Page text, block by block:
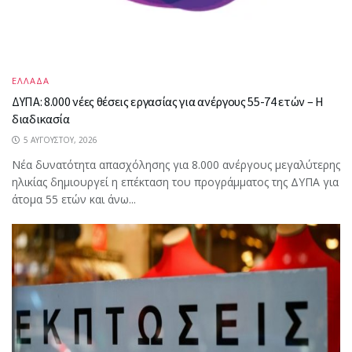
ΕΛΛΑΔΑ
ΔΥΠΑ: 8.000 νέες θέσεις εργασίας για ανέργους 55-74 ετών – Η
διαδικασία
5 ΑΥΓΟΎΣΤΟΥ, 2026
Νέα δυνατότητα απασχόλησης για 8.000 ανέργους μεγαλύτερης
ηλικίας δημιουργεί η επέκταση του προγράμματος της ΔΥΠΑ για
άτομα 55 ετών και άνω...